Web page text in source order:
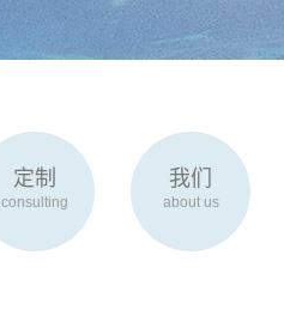
定制
consulting
我们
about us